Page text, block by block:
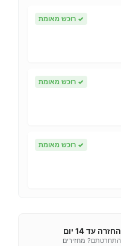
✓ רוכש מאומת
✓ רוכש מאומת
✓ רוכש מאומת
החזרה עד 14 יום
התחרטתם? מחזירים